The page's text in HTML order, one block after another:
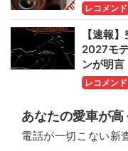
レコメンド
【速報
2027モ
ンが明言
レコメンド
あなたの愛車が高
電話が一切こない新